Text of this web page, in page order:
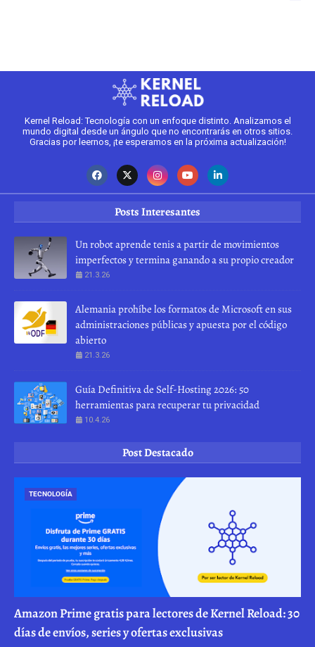
Kernel Reload: Tecnología con un enfoque distinto. Analizamos el
mundo digital desde un ángulo que no encontrarás en otros sitios.
Gracias por leernos, ¡te esperamos en la próxima actualización!
Posts Interesantes
Un robot aprende tenis a partir de movimientos
imperfectos y termina ganando a su propio creador
21.3.26
Alemania prohíbe los formatos de Microsoft en sus
administraciones públicas y apuesta por el código
abierto
21.3.26
Guía Definitiva de Self-Hosting 2026: 50
herramientas para recuperar tu privacidad
10.4.26
Post Destacado
TECNOLOGÍA
Amazon Prime gratis para lectores de Kernel Reload: 30
días de envíos, series y ofertas exclusivas